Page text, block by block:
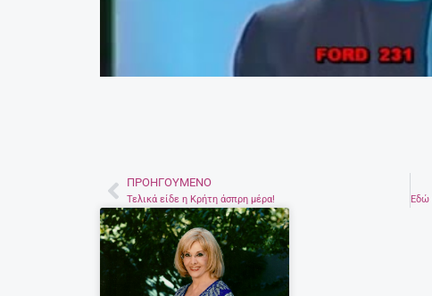
Prev
ΠΡΟΗΓΟΎΜΕΝΟ
Τελικά είδε η Κρήτη άσπρη μέρα!